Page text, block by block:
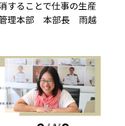
することで仕事の生産
管理本部 本部長 雨越